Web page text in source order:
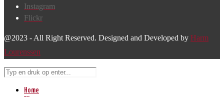
Instagram
Flickr
@2023 - All Right Reserved. Designed and Developed by Harm
Lourenssen
Home